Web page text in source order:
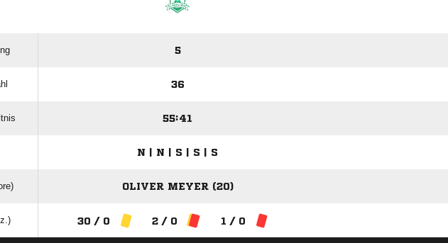
5
36
55:41
N | N | S | S | S
OLIVER MEYER (20)
30 / 0 2 / 0 1 / 0